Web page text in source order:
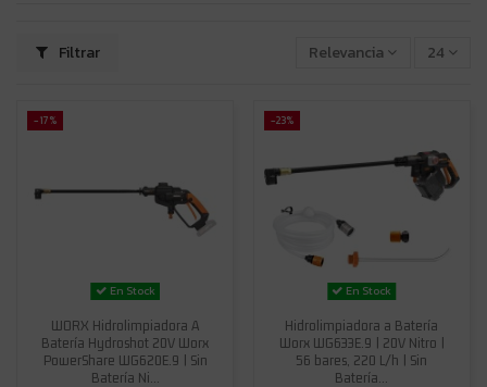
Filtrar Relevancia 24
-17%
En Stock
WORX Hidrolimpiadora A
Batería Hydroshot 20V Worx
PowerShare WG620E.9 | Sin
Batería Ni...
-23%
En Stock
Hidrolimpiadora a Batería
Worx WG633E.9 | 20V Nitro |
56 bares, 220 L/h | Sin
Batería...